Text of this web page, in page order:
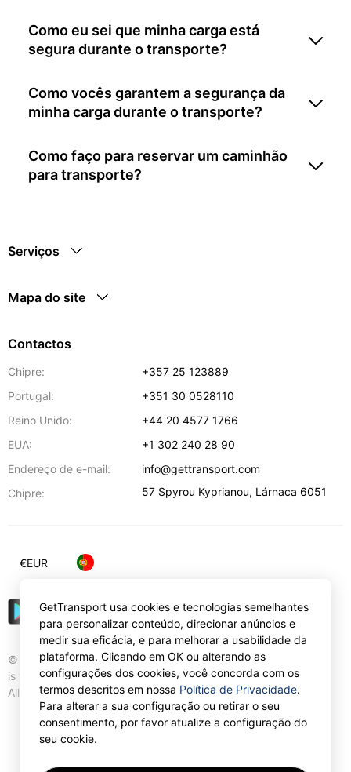
Como eu sei que minha carga está
segura durante o transporte?
Como vocês garantem a segurança da
minha carga durante o transporte?
Como faço para reservar um caminhão
para transporte?
Serviços
Mapa do site
Contactos
Chipre:
+357 25 123889
Portugal:
+351 30 0528110
Reino Unido:
+44 20 4577 1766
EUA:
+1 302 240 28 90
Endereço de e-mail:
info@gettransport.com
Chipre:
57 Spyrou Kyprianou, Lárnaca 6051
© Gettransport International Limited. GetTransport®
is trademark of Gettransport International Limited.
All rights reserved.
€EUR
GetTransport usa cookies e tecnologias semelhantes
para personalizar conteúdo, direcionar anúncios e
medir sua eficácia, e para melhorar a usabilidade da
plataforma. Clicando em OK ou alterando as
configurações dos cookies, você concorda com os
termos descritos em nossa Política de Privacidade.
Para alterar a sua configuração ou retirar o seu
consentimento, por favor atualize a configuração do
seu cookie.